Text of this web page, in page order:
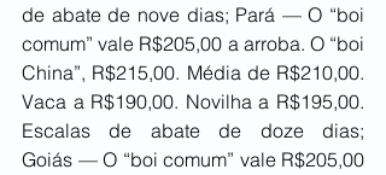
de abate de nove dias; Pará — O “boi
comum” vale R$205,00 a arroba. O “boi
China”, R$215,00. Média de R$210,00.
Vaca a R$190,00. Novilha a R$195,00.
Escalas de abate de doze dias;
Goiás — O “boi comum” vale R$205,00